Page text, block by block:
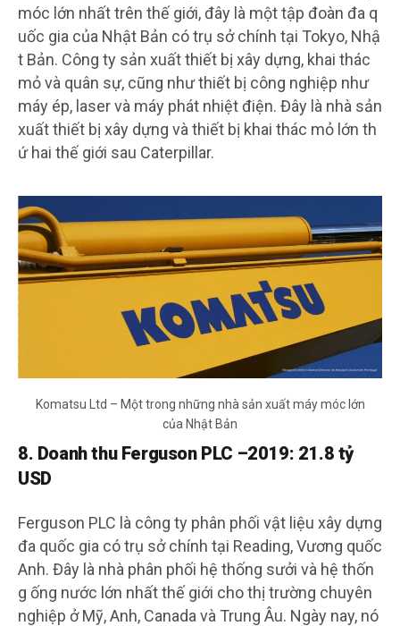
móc lớn nhất trên thế giới, đây là một tập đoàn đa q
uốc gia của Nhật Bản có trụ sở chính tại Tokyo, Nhậ
t Bản. Công ty sản xuất thiết bị xây dựng, khai thác
mỏ và quân sự, cũng như thiết bị công nghiệp như
máy ép, laser và máy phát nhiệt điện. Đây là nhà sản
xuất thiết bị xây dựng và thiết bị khai thác mỏ lớn th
ứ hai thế giới sau Caterpillar.
Komatsu Ltd – Một trong những nhà sản xuất máy móc lớn
của Nhật Bản
8. Doanh thu Ferguson PLC –2019: 21.8 tỷ
USD
Ferguson PLC là công ty phân phối vật liệu xây dựng
đa quốc gia có trụ sở chính tại Reading, Vương quốc
Anh. Đây là nhà phân phối hệ thống sưởi và hệ thốn
g ống nước lớn nhất thế giới cho thị trường chuyên
nghiệp ở Mỹ, Anh, Canada và Trung Âu. Ngày nay, nó